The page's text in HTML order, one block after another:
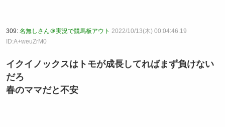
309: 名無しさん＠実況で競馬板アウト 2022/10/13(木) 00:04:46.19
ID:A+weuZrM0
イクイノックスはトモが成長してればまず負けない
だろ
春のママだと不安